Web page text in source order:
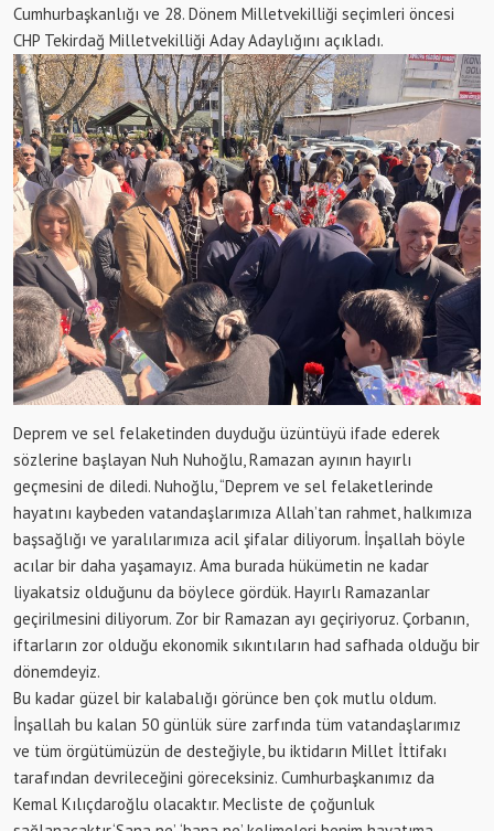
Cumhurbaşkanlığı ve 28. Dönem Milletvekilliği seçimleri öncesi
CHP Tekirdağ Milletvekilliği Aday Adaylığını açıkladı.
Deprem ve sel felaketinden duyduğu üzüntüyü ifade ederek
sözlerine başlayan Nuh Nuhoğlu, Ramazan ayının hayırlı
geçmesini de diledi. Nuhoğlu, “Deprem ve sel felaketlerinde
hayatını kaybeden vatandaşlarımıza Allah’tan rahmet, halkımıza
başsağlığı ve yaralılarımıza acil şifalar diliyorum. İnşallah böyle
acılar bir daha yaşamayız. Ama burada hükümetin ne kadar
liyakatsiz olduğunu da böylece gördük. Hayırlı Ramazanlar
geçirilmesini diliyorum. Zor bir Ramazan ayı geçiriyoruz. Çorbanın,
iftarların zor olduğu ekonomik sıkıntıların had safhada olduğu bir
dönemdeyiz.
Bu kadar güzel bir kalabalığı görünce ben çok mutlu oldum.
İnşallah bu kalan 50 günlük süre zarfında tüm vatandaşlarımız
ve tüm örgütümüzün de desteğiyle, bu iktidarın Millet İttifakı
tarafından devrileceğini göreceksiniz. Cumhurbaşkanımız da
Kemal Kılıçdaroğlu olacaktır. Mecliste de çoğunluk